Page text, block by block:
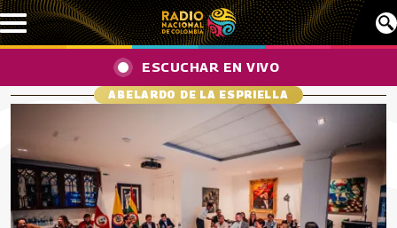
Pasar al contenido principal
ESCUCHAR EN VIVO
ABELARDO DE LA ESPRIELLA